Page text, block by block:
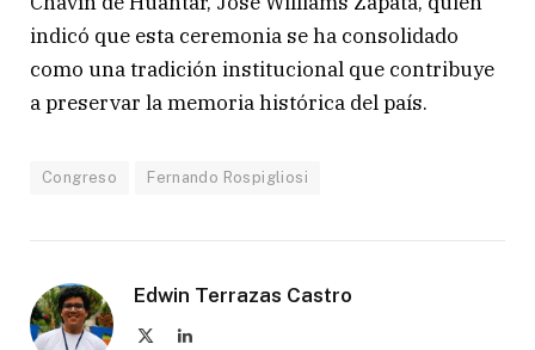
indicó que esta ceremonia se ha consolidado
como una tradición institucional que contribuye
a preservar la memoria histórica del país.
Congreso Fernando Rospigliosi
Edwin Terrazas Castro
LinkedIn